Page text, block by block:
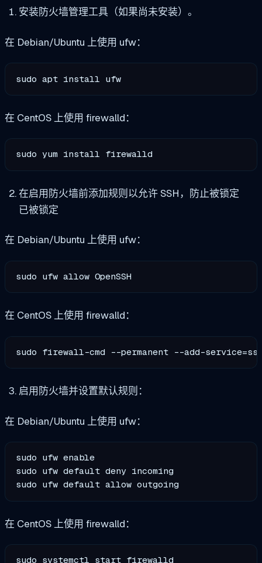
安装防火墙管理工具（如果尚未安装）。
在 Debian/Ubuntu 上使用 ufw：
sudo apt install ufw
在 CentOS 上使用 firewalld：
sudo yum install firewalld
在启用防火墙前添加规则以允许 SSH，防止被锁定
已被锁定
在 Debian/Ubuntu 上使用 ufw：
sudo ufw allow OpenSSH
在 CentOS 上使用 firewalld：
sudo firewall-cmd --permanent --add-
启用防火墙并设置默认规则：
在 Debian/Ubuntu 上使用 ufw：
sudo ufw enable
sudo ufw default deny incoming
sudo ufw default allow outgoing
在 CentOS 上使用 firewalld：
sudo systemctl start firewalld